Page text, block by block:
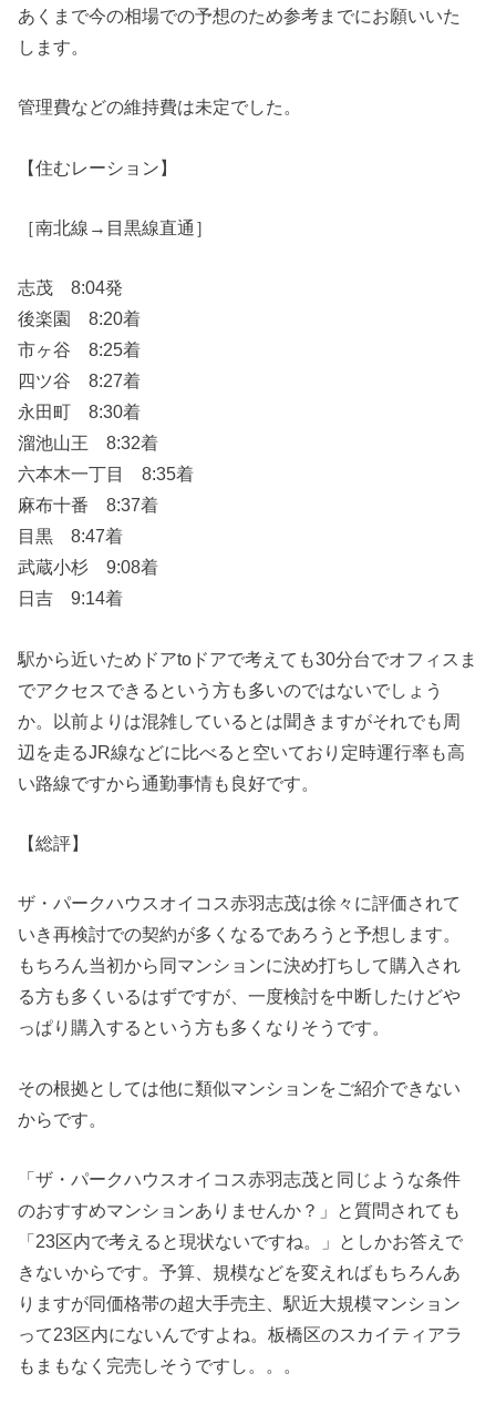
あくまで今の相場での予想のため参考までにお願いいた
します。
管理費などの維持費は未定でした。
【住むレーション】
［南北線→目黒線直通］
志茂 8:04発
後楽園 8:20着
市ヶ谷 8:25着
四ツ谷 8:27着
永田町 8:30着
溜池山王 8:32着
六本木一丁目 8:35着
麻布十番 8:37着
目黒 8:47着
武蔵小杉 9:08着
日吉 9:14着
駅から近いためドアtoドアで考えても30分台でオフィスま
でアクセスできるという方も多いのではないでしょう
か。以前よりは混雑しているとは聞きますがそれでも周
辺を走るJR線などに比べると空いており定時運行率も高
い路線ですから通勤事情も良好です。
【総評】
ザ・パークハウスオイコス赤羽志茂は徐々に評価されて
いき再検討での契約が多くなるであろうと予想します。
もちろん当初から同マンションに決め打ちして購入され
る方も多くいるはずですが、一度検討を中断したけどや
っぱり購入するという方も多くなりそうです。
その根拠としては他に類似マンションをご紹介できない
からです。
「ザ・パークハウスオイコス赤羽志茂と同じような条件
のおすすめマンションありませんか？」と質問されても
「23区内で考えると現状ないですね。」としかお答えで
きないからです。予算、規模などを変えればもちろんあ
りますが同価格帯の超大手売主、駅近大規模マンション
って23区内にないんですよね。板橋区のスカイティアラ
もまもなく完売しそうですし。。。